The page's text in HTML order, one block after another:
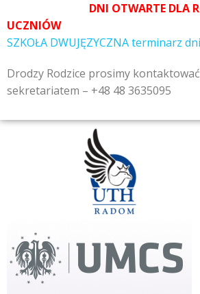
DNI OTWARTE DLA
UCZNIÓW
SZKOŁA DWUJĘZYCZNA terminarz
Drodzy Rodzice prosimy
sekretariatem – +48 48 3635095